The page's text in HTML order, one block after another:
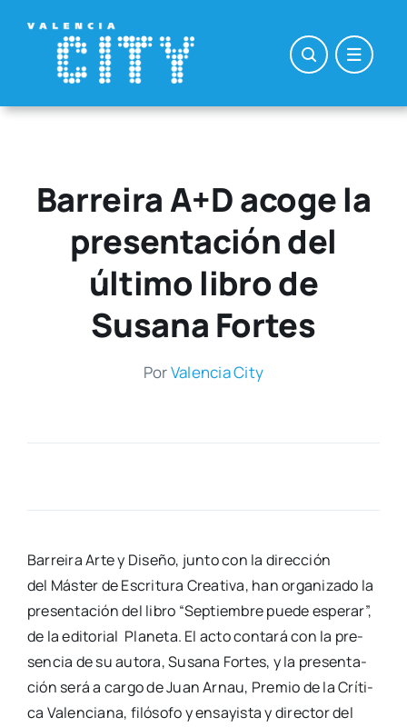
contenido
Barreira A+D acoge la
presentación del
último libro de
Susana Fortes
PorValen­cia City
Barrei­ra Arte y Dise­ño, jun­to con la direc­ción
del Más­ter de Escri­tu­ra Crea­ti­va, han orga­ni­za­do la
pre­sen­ta­ción del libro “Sep­tiem­bre pue­de espe­rar”,
de la edi­to­rial Pla­ne­ta. El acto con­ta­rá con la pre­
sen­cia de su auto­ra, Susa­na For­tes, y la pre­sen­ta­
ción será a car­go de Juan Arnau, Pre­mio de la Crí­ti­
ca Valen­cia­na, filó­so­fo y ensa­yis­ta y direc­tor del